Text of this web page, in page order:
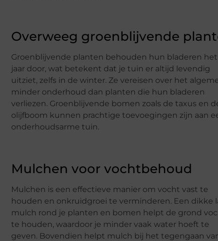
Overweeg groenblijvende
Groenblijvende planten behouden hun bladeren
jaar door, wat betekent dat je tuin er altijd levendig
uitziet, zelfs in de winter. Ze vereisen over het
minder onderhoud dan planten die hun bladeren
verliezen. Groenblijvende bomen zoals de taxus en
olijfboom kunnen prachtige toevoegingen zijn aan
onderhoudsarme tuin.
Mulchen voor vochtbehoud
Mulchen is een effectieve manier om vocht vast te
houden en onkruidgroei te verminderen. Een dikke
mulch rond je planten en bomen helpt de grond
te houden, waardoor je minder vaak water hoeft te
geven. Bovendien helpt mulch bij het tegengaan